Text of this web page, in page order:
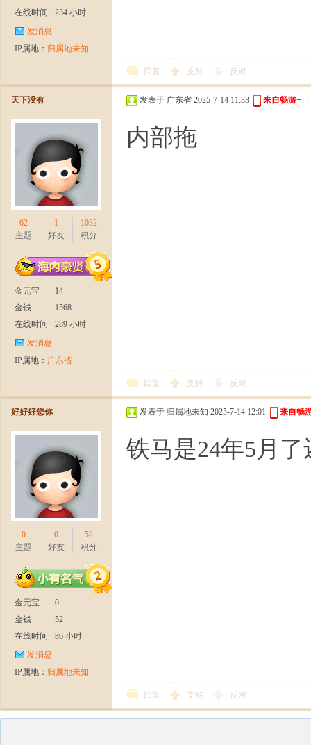
在线时间
234 小时
发消息
IP属地： 归属地未知
回复 支持 反对
天下没有
62
主题
1
好友
1032
积分
金元宝
14
金钱
1568
在线时间
289 小时
发消息
IP属地： 广东省
发表于 广东省 2025-7-14 11:33 来自畅游+
内部拖
回复 支持 反对
好好好您你
0
主题
0
好友
52
积分
金元宝
0
金钱
52
在线时间
86 小时
发消息
IP属地： 归属地未知
发表于 归属地未知 2025-7-14 12:01 来自畅
铁马是24年5月
回复 支持 反对